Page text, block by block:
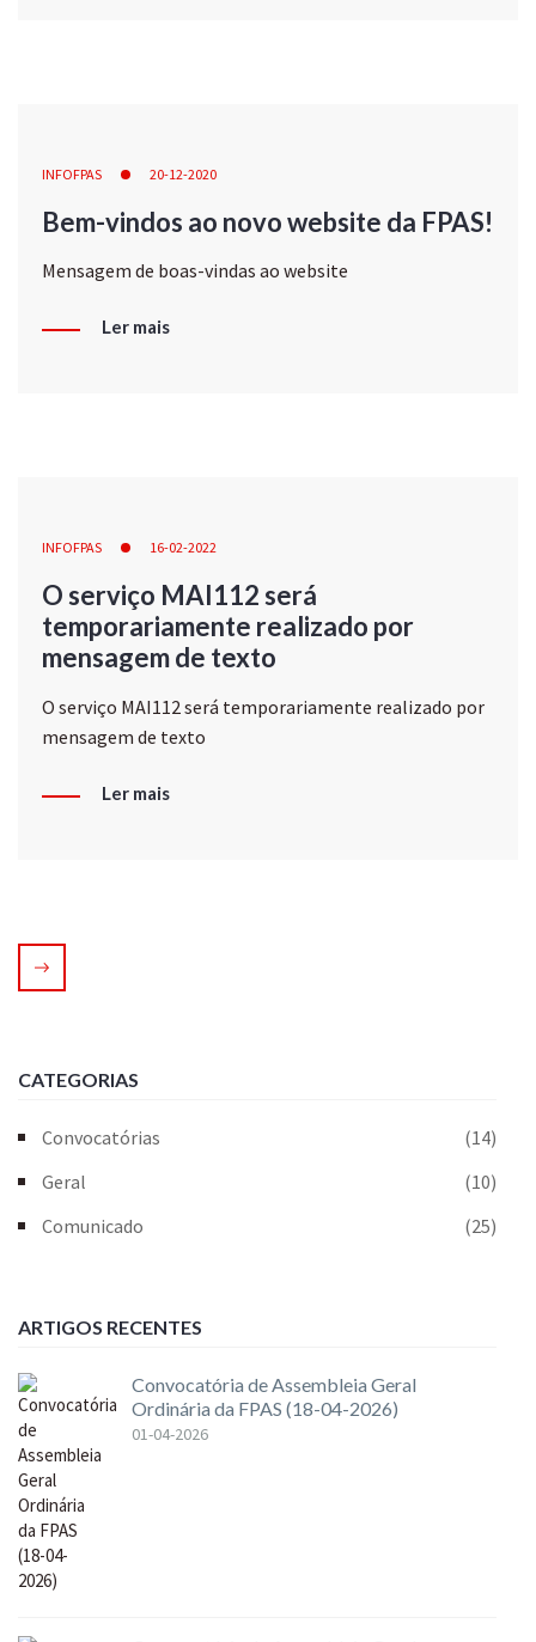
INFOFPAS 20-12-2020
Bem-vindos ao novo website da FPAS!
Mensagem de boas-vindas ao website
Ler mais
INFOFPAS 16-02-2022
O serviço MAI112 será
temporariamente realizado por
mensagem de texto
O serviço MAI112 será temporariamente realizado por
mensagem de texto
Ler mais
CATEGORIAS
Convocatórias
(14)
Geral
(10)
Comunicado
(25)
ARTIGOS RECENTES
Convocatória de Assembleia Geral
Ordinária da FPAS (18-04-2026)
01-04-2026